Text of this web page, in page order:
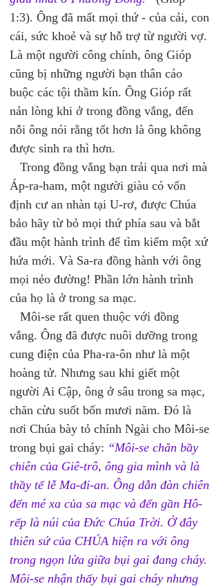
1:3). Ông đã mất mọi thứ - của cải, con
cái, sức khoẻ và sự hỗ trợ từ người vợ.
Là một người công chính, ông Gióp
cũng bị những người bạn thân cáo
buộc các tội thầm kín. Ông Gióp rất
nản lòng khi ở trong đồng vắng, đến
nỗi ông nói rằng tốt hơn là ông không
được sinh ra thì hơn.
Trong đồng vắng bạn trải qua nơi mà
Áp-ra-ham, một người giàu có vốn
định cư an nhàn tại U-rơ, được Chúa
bảo hãy từ bỏ mọi thứ phía sau và bắt
đầu một hành trình để tìm kiếm một xứ
hứa mới. Và Sa-ra đồng hành với ông
mọi nẻo đường! Phần lớn hành trình
của họ là ở trong sa mạc.
Môi-se rất quen thuộc với đồng
vắng. Ông đã được nuôi dưỡng trong
cung điện của Pha-ra-ôn như là một
hoàng tử. Nhưng sau khi giết một
người Ai Cập, ông ở sâu trong sa mạc,
chăn cừu suốt bốn mươi năm. Đó là
nơi Chúa bày tỏ chính Ngài cho Môi-se
trong bụi gai cháy: “Môi-se chăn bầy
chiên của Giê-trô, ông gia mình và là
thầy tế lễ Ma-đi-an. Ông dẫn đàn chiên
đến mé xa của sa mạc và đến gần Hô-
rếp là núi của Đức Chúa Trời. Ở đây
thiên sứ của CHÚA hiện ra với ông
trong ngọn lửa giữa bụi gai đang cháy.
Môi-se nhận thấy bụi gai cháy nhưng